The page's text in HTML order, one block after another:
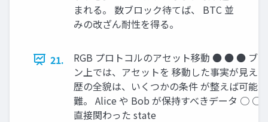
まれる。 数ブロック待てば、 BTC 並
みの改ざん耐性を得る。
21.
RGB プロトコルのアセット移動 ● ● ● ブ
ン上では、アセットを 移動した事実が見え
歴の全貌は、いくつかの条件 が整えば可能
難。 Alice や Bob が保持すべきデータ ○ ○
直接関わった state